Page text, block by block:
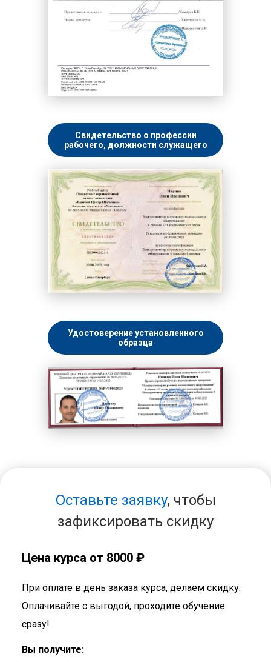
Свидетельство о профессии
рабочего, должности служащего
Удостоверение установленного
образца
Оставьте заявку, чтобы
зафиксировать скидку
Цена курса от 8000 ₽
При оплате в день заказа курса, делаем скидку.
Оплачивайте с выгодой, проходите обучение
сразу!
Вы получите: